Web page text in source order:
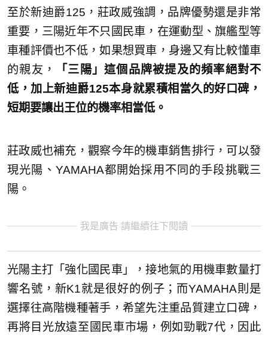
至於新迪爵125，莊政威強調，品牌優勢還是非常
重要，三陽近年不只國民車，在運動型、旗艦型等
車種評價也不低，如果想買車，身邊又有比較懂車
的親友，
「三陽」這個品牌被提及的頻率絕對不
低，加上新迪爵125本身就累積相當久的好口碑，
短期要讓出王位的機率相當低。
莊政威也補充，觀察今年的機車銷售排行，可以發
現光陽、YAMAHA都開始採用不同的手段挑戰三
陽。
我是廣告 請繼續往下閱讀
光陽主打「強化國民車」，接地氣的用機車數量打
響名號，新K1就是很好的例子；而YAMAHA則是
選擇往高階機種著手，希望先注重品質建立口碑，
再將目光放遠至國民車市場，例如勁戰7代，因此